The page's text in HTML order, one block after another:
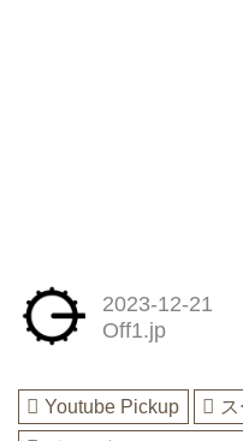
2023-12-21
Off1.jp
Youtube Pickup